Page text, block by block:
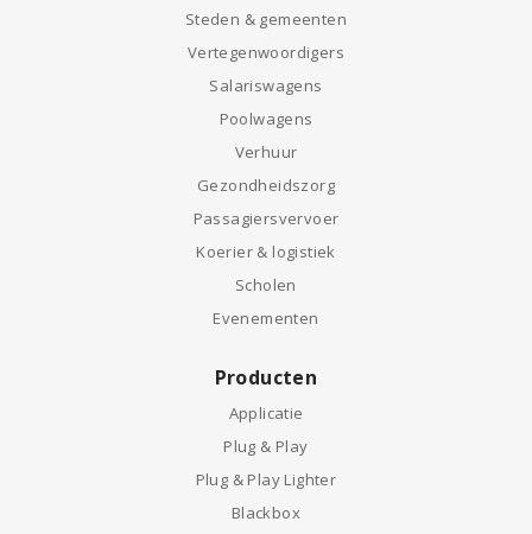
Steden & gemeenten
Vertegenwoordigers
Salariswagens
Poolwagens
Verhuur
Gezondheidszorg
Passagiersvervoer
Koerier & logistiek
Scholen
Evenementen
Producten
Applicatie
Plug & Play
Plug & Play Lighter
Blackbox